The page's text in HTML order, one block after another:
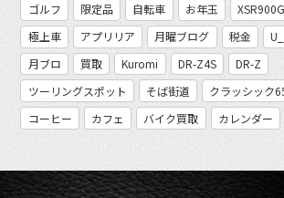
ゴルフ
限定品 自転車 お年玉
極上車
アプリリア 月曜ブログ 税金
月ブロ
買取 Kuromi DR-Z4S
DR-Z
ツーリングスポット
そば街道 クラッシック
コーヒー
カフェ バイク買取 カレンダー